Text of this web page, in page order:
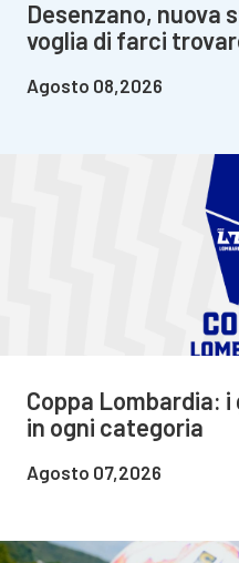
Desenzano, nuova
voglia di farci
Agosto 08,2026
Coppa Lombardia:
in ogni categoria
Agosto 07,2026